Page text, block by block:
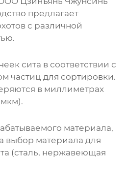
предлагает
с различной
сита в соответствии с
частиц для сортировки.
в миллиметрах
материала,
выбор материала для
(сталь, нержавеющая